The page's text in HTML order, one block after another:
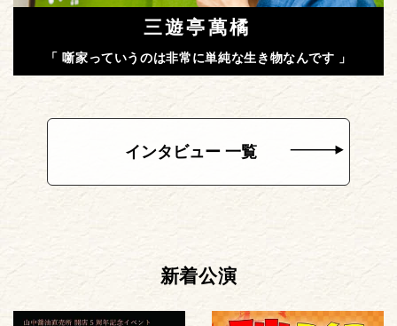
三遊亭萬橘
「 噺家っていうのは非常に単純な生き物なんです 」
インタビュー 一覧
新着公演